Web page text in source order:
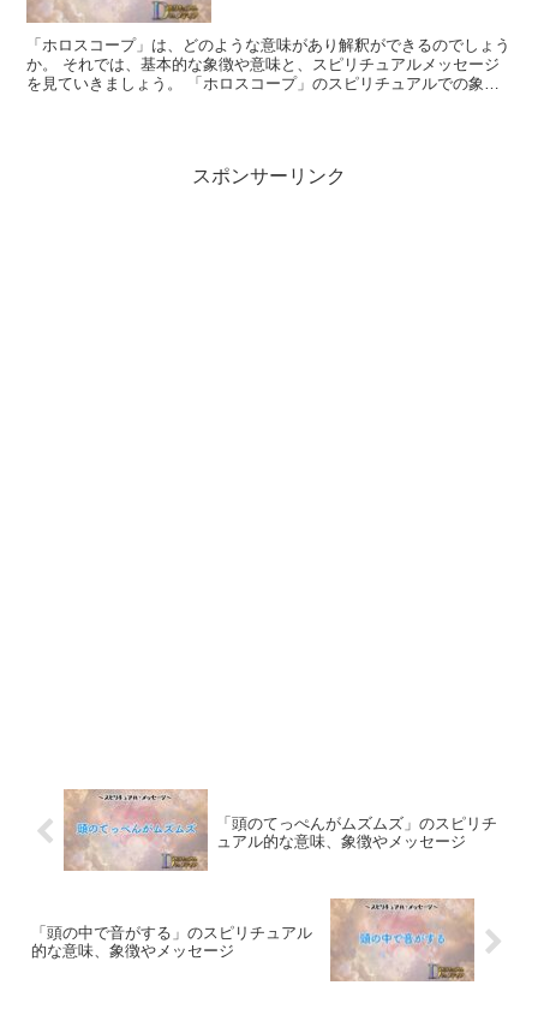
「ホロスコープ」は、どのような意味があり解釈ができるのでしょう
か。 それでは、基本的な象徴や意味と、スピリチュアルメッセージ
を見ていきましょう。 「ホロスコープ」のスピリチュアルでの象徴
スポンサーリンク
「頭のてっぺんがムズムズ」のスピリチ
ュアル的な意味、象徴やメッセージ
「頭の中で音がする」のスピリチュアル
的な意味、象徴やメッセージ